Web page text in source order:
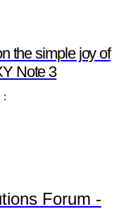
Guide d'utilisation